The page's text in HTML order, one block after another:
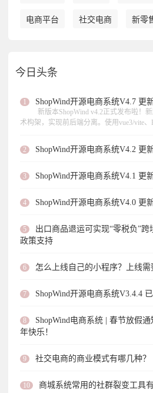
电商平台 社交电商 新零
今日头条
1 ShopWind开源电商系统V4.7 更
新版本ShopWind v4.2正式发布啦！
术构架，实现前后端分离。使用vue3/vite、
品的支持、支持扫码核销等功能，，修复
2 ShopWind开源电商系统V4.2 更
3 ShopWind开源电商系统V4.1 更
4 ShopWind开源电商系统V4.0 更
5
出口商品退运可实现“零税负”跨
政策支持
6 怎么上线自己的小程序？上线需
7 ShopWind开源电商系统V3.4.4
8
ShopWind电商系统 | 春节放假
年快乐！
9 社交电商的商业模式有哪几种？
10 商城系统常用的社群裂变工具